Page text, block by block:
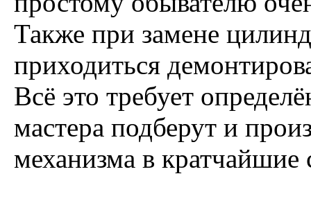
Также при замене
приходиться
Всё это требует
мастера подберут и
механизма в кратчайшие